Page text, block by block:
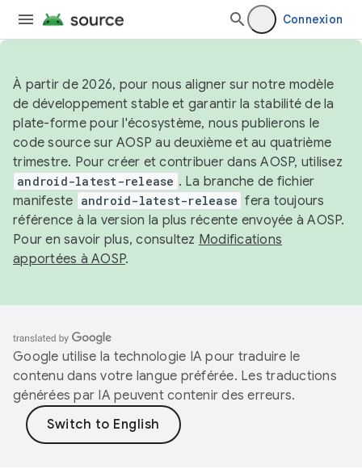
Connexion
À partir de 2026, pour nous aligner sur notre modèle
de développement stable et garantir la stabilité de la
plate-forme pour l'écosystème, nous publierons le
code source sur AOSP au deuxième et au quatrième
trimestre. Pour créer et contribuer dans AOSP, utilisez
android-latest-release . La branche de fichier
manifeste android-latest-release fera toujours
référence à la version la plus récente envoyée à AOSP.
Pour en savoir plus, consultez Modifications
apportées à AOSP.
Google utilise la technologie IA pour traduire le
contenu dans votre langue préférée. Les traductions
générées par IA peuvent contenir des erreurs.